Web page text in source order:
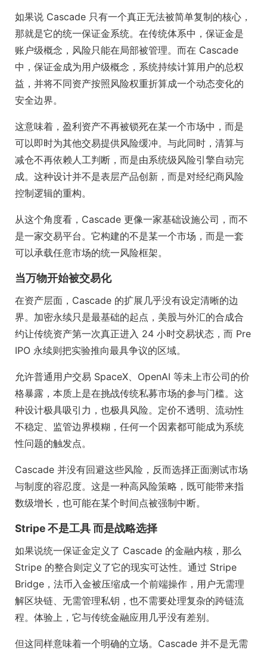
如果说 Cascade 只有一个真正无法被简单复制的核心，
那就是它的统一保证金系统。在传统体系中，保证金是
账户级概念，风险只能在局部被管理。而在 Cascade
中，保证金成为用户级概念，系统持续计算用户的总权
益，并将不同资产按照风险权重折算成一个动态变化的
安全边界。
这意味着，盈利资产不再被锁死在某一个市场中，而是
可以即时为其他交易提供风险缓冲。与此同时，清算与
减仓不再依赖人工判断，而是由系统级风险引擎自动完
成。这种设计并不是表层产品创新，而是对经纪商风险
控制逻辑的重构。
从这个角度看，Cascade 更像一家基础设施公司，而不
是一家交易平台。它构建的不是某一个市场，而是一套
可以承载任意市场的统一风险框架。
当万物开始被交易化
在资产层面，Cascade 的扩展几乎没有设定清晰的边
界。加密永续只是最基础的起点，美股与外汇的合成合
约让传统资产第一次真正进入 24 小时交易状态，而 Pre
IPO 永续则把实验推向最具争议的区域。
允许普通用户交易 SpaceX、OpenAI 等未上市公司的价
格暴露，本质上是在挑战传统私募市场的参与门槛。这
种设计极具吸引力，也极具风险。定价不透明、流动性
不稳定、监管边界模糊，任何一个因素都可能成为系统
性问题的触发点。
Cascade 并没有回避这些风险，反而选择正面测试市场
与制度的容忍度。这是一种高风险策略，既可能带来指
数级增长，也可能在某个时间点被强制中断。
Stripe 不是工具 而是战略选择
如果说统一保证金定义了 Cascade 的金融内核，那么
Stripe 的整合则定义了它的现实可达性。通过 Stripe
Bridge，法币入金被压缩成一个前端操作，用户无需理
解区块链、无需管理私钥，也不需要处理复杂的跨链流
程。体验上，它与传统金融应用几乎没有差别。
但这同样意味着一个明确的立场。Cascade 并不是无需